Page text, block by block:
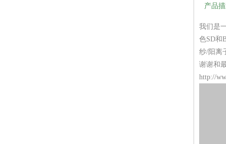
产品
我们是
色SD和
纱/阳离
谢谢和
http://